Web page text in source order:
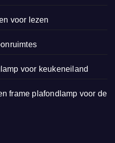
voor lezen
voor keukeneiland
frame plafondlamp voor de